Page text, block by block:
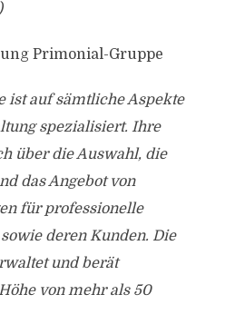
Primonial-Gruppe
ist auf sämtliche Aspekte
spezialisiert. Ihre
über die Auswahl, die
das Angebot von
für professionelle
deren Kunden. Die
und berät
von mehr als 50